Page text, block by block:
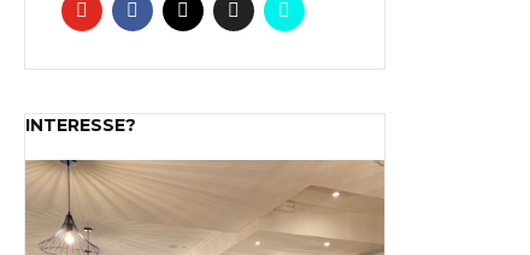
INTERESSE?